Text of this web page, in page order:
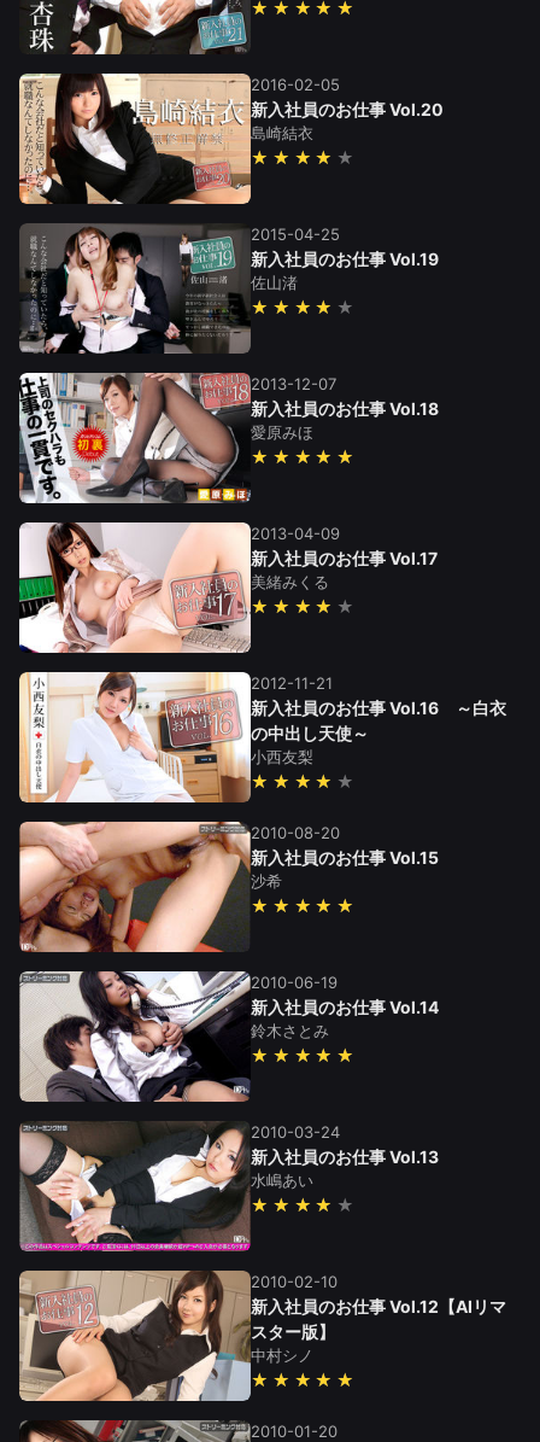
★★★★★
2016-02-05
新入社員のお仕事 Vol.20
島崎結衣
★★★★
2015-04-25
新入社員のお仕事 Vol.19
佐山渚
★★★★
2013-12-07
新入社員のお仕事 Vol.18
愛原みほ
★★★★★
2013-04-09
新入社員のお仕事 Vol.17
美緒みくる
★★★★
2012-11-21
新入社員のお仕事 Vol.16 ～白衣
の中出し天使～
小西友梨
★★★★
2010-08-20
新入社員のお仕事 Vol.15
沙希
★★★★★
2010-06-19
新入社員のお仕事 Vol.14
鈴木さとみ
★★★★★
2010-03-24
新入社員のお仕事 Vol.13
水嶋あい
★★★★
2010-02-10
新入社員のお仕事 Vol.12【AIリマ
スター版】
中村シノ
★★★★★
2010-01-20